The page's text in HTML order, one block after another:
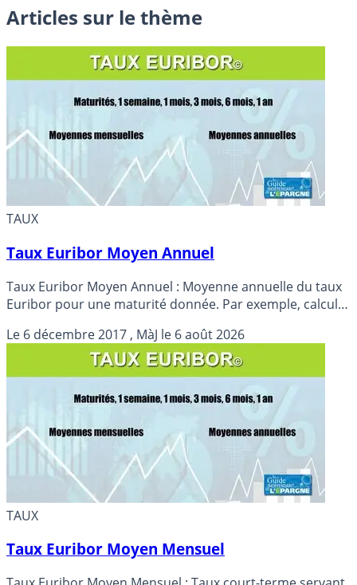
Articles sur le thème
TAUX
Taux Euribor Moyen Annuel
Taux Euribor Moyen Annuel : Moyenne annuelle du taux
Euribor pour une maturité donnée. Par exemple, calcul
et valeurs...
Le 6 décembre 2017 , MàJ le 6 août 2026
TAUX
Taux Euribor Moyen Mensuel